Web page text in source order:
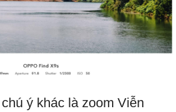
ý khác là zoom Viễn